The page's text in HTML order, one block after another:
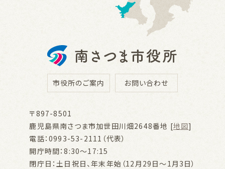
市役所のご案内 お問い合わせ
〒897-8501
鹿児島県南さつま市加世田川畑2648番地 [地図]
電話：0993-53-2111（代表）
開庁時間：8:30～17:15
閉庁日：土日祝日、年末年始（12月29日～1月3日）